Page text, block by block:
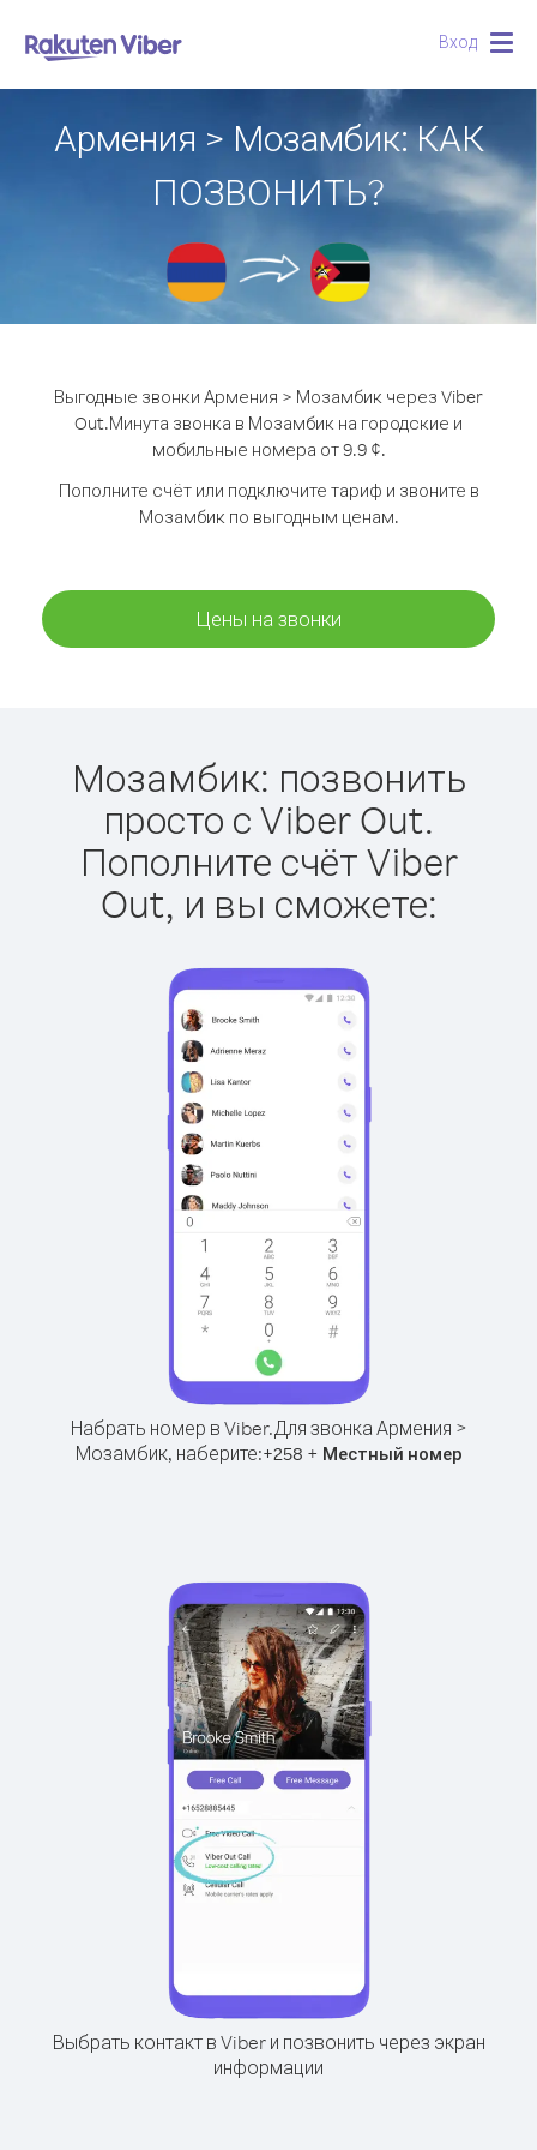
Вход
Армения > Мозамбик: КАК
ПОЗВОНИТЬ?
Выгодные звонки Армения > Мозамбик через Viber
Out.Минута звонка в Мозамбик на городские и
мобильные номера от 9.9 ¢.
Пополните счёт или подключите тариф и звоните в
Мозамбик по выгодным ценам.
Цены на звонки
Мозамбик: позвонить
просто с Viber Out.
Пополните счёт Viber
Out, и вы сможете:
Набрать номер в Viber.Для звонка Армения >
Мозамбик, наберите:+258 + Местный номер
Выбрать контакт в Viber и позвонить через экран
информации